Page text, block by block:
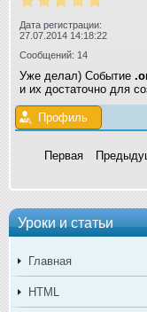
Уроки и статьи
Главная
HTML
Дата регистрации:
27.07.2014 14:18:22
Сообщений: 14
Уже делал) Событие
и их достаточно для
Профиль
Первая